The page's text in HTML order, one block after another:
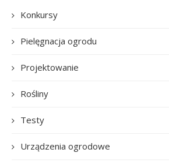
Konkursy
Pielęgnacja ogrodu
Projektowanie
Rośliny
Testy
Urządzenia ogrodowe